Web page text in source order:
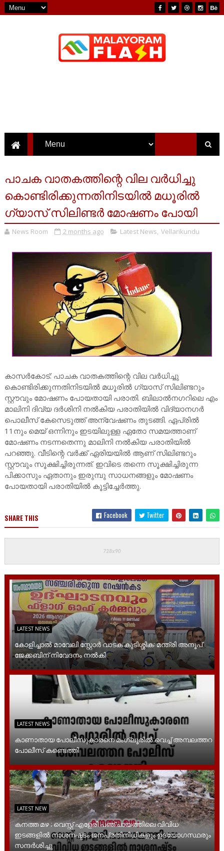
പാചക വാതകത്തിന്റെ വില വർധിച്ചു
കൊണ്ടിരിക്കുന്നതിനിടയിൽ മധൂരിൽ
ഗ്യാസ് സിലിണ്ടർ മോഷണം പോയി
News Room 2 months ago Latest News, Vellarikundu
കാസർകോട്: പാചക വാതകത്തിന്റെ വില വർധിച്ചു
കൊണ്ടിരിക്കുന്നതിനിടയിൽ മധൂരിൽ ഗ്യാസ് സിലിണ്ടറും
സ്റ്റൗവും മോഷണം പോയതായി പരാതി. ബിലാൽനഗറിലെ എം
മാലിനി ദിവ്യ ദർശിനി നൽകിയ പരാതിയിൽ വിദ്യാനഗർ
പൊലീസ് കേസെടുത്ത് അന്വേഷണം തുടങ്ങി. ഏപ്രിൽ
11നും മെയ് ഒന്നിനും ഇടയിലുള്ള ഏതോ സമയത്താണ്
മോഷണം നടന്നതെന്നു മാലിനി നൽകിയ പരാതിയിൽ
പറഞ്ഞു. വീടിന്റെ വർക്ക് ഏരിയയിൽ ആണ് സിലിണ്ടറും
സ്റ്റൗവും സൂക്ഷിച്ചിരുന്നത്. ഇവിടെ തന്നെ സൂക്ഷിച്ചിരുന്ന
പിക്കാസും ഏതാനും ഇരുമ്പു സാധനങ്ങളും മോഷണം
പോയതായി പരാതിയിൽ കൂട്ടിച്ചേർത്തു.
SHARE THIS Facebook Twitter
LATEST NEWS
കോളിച്ചാൽ മാവേലി സ്റ്റോർ വാടക കുടിശ്ശിക: മന്ത്രി അനൂപ്
ജേക്കബിന് നിവേദനം നൽകി
LATEST NEWS
കാണാതായ പോലീസുകാരനെ മംഗ്ലൂരിൽ വെച്ച് അമ്പലത്തറ
പോലീസ് കണ്ടെത്തി
LATEST NEW
കനത്ത മഴ ; വെസ്റ്റ് എളേരി പഞ്ചായത്തിലെ വിവിധ
ഇടങ്ങളിൽ നാശനഷ്ട്ടം ജനപ്രതിനിധികളും ഉദ്യോഗസ്ഥരും
സന്ദർശിച്ചു